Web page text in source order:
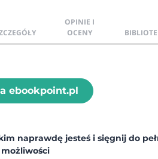
OPINIE I
OCENY
ebookpoint.pl
naprawdę jesteś i sięgnij do